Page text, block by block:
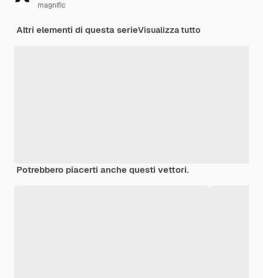
magnific
Altri elementi di questa serieVisualizza tutto
Potrebbero piacerti anche questi vettori.